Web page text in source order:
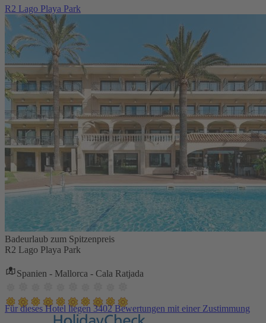
R2 Lago Playa Park
Badeurlaub zum Spitzenpreis
R2 Lago Playa Park
Spanien - Mallorca - Cala Ratjada
Für dieses Hotel liegen 3402 Bewertungen mit einer Zustimmung